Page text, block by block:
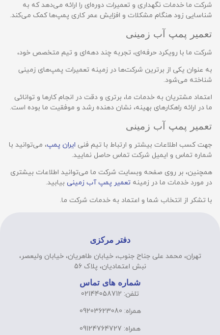
شرکت ما خدمات نگهداری و تعمیرات دوره‌ای را ارائه می‌دهد که به
شناسایی زود هنگام مشکلات و افزایش عمر کاری پمپ‌ها کمک می‌کند.
تعمیر پمپ آب زمینی
شرکت ما با رویکرد حرفه‌ای، تجربه چند دهه‌ای و تیم متخصص خود،
به عنوان یکی از برترین شرکت‌ها در زمینه تعمیرات پمپ‌های زمینی
شناخته می‌شود.
اعتماد مشتریان به خدمات ما، برتری و دقت در انجام کارها و توانائی
ما در ارائه راهکارهای بهینه، نشان دهنده رشد و موفقیت ما بوده است.
تعمیر پمپ آب زمینی
جهت کسب اطلاعات بیشتر و ارتباط با تیم فنی ایران پمپ، می‌توانید با
شماره تماس و ایمیل شرکت تماس حاصل نمایید.
همچنین، بر روی صفحه وبسایت شرکت ما می‌توانید اطلاعات بیشتری
در مورد خدمات ما در زمینه تعمیر پمپ‌ آب زمینی بیابید.
با تشکر از انتخاب شما و اعتماد به خدمات شرکت ما.
دفتر مرکزی
تهران، محمد علی جناح جنوب، خیابان طاهریان، خیابان ولیعصر،
نبش اعتمادیان، پلاک 56
شماره های تماس
تلفن: 02144058712
همراه: 09203623080
همراه: 09124764727